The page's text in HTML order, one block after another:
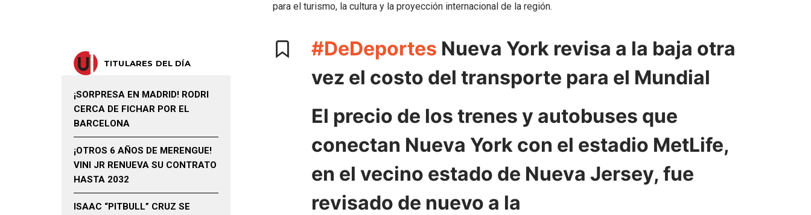
para el turismo, la cultura y la proyección internacional de la región.
#DeDeportes Nueva York revisa a la baja otra
vez el costo del transporte para el Mundial
El precio de los trenes y autobuses que
conectan Nueva York con el estadio MetLife,
en el vecino estado de Nueva Jersey, fue
revisado de nuevo a la
TITULARES DEL DÍA
¡SORPRESA EN MADRID! RODRI
CERCA DE FICHAR POR EL
BARCELONA
¡OTROS 6 AÑOS DE MERENGUE!
VINI JR RENUEVA SU CONTRATO
HASTA 2032
ISAAC “PITBULL” CRUZ SE